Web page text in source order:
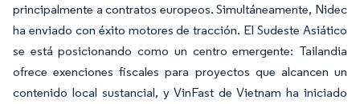
principalmente a contratos europeos. Simultáneamente, Nidec
ha enviado con éxito motores de tracción. El Sudeste Asiático
se está posicionando como un centro emergente: Tailandia
ofrece exenciones fiscales para proyectos que alcancen un
contenido local sustancial, y VinFast de Vietnam ha iniciado